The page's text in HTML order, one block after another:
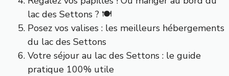
lac des Settons ? 🍽️
Posez vos valises : les meilleurs hébergements
du lac des Settons
Votre séjour au lac des Settons : le guide
pratique 100% utile